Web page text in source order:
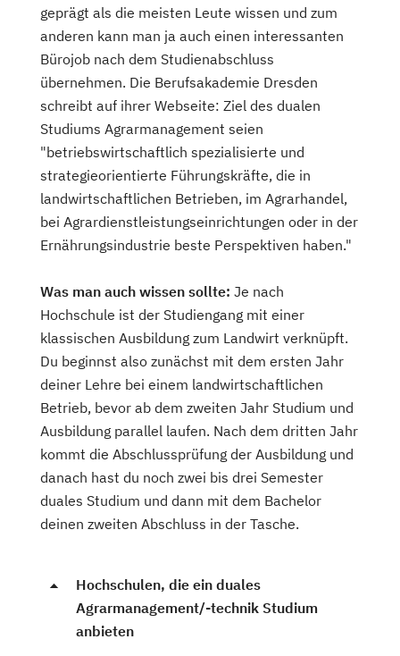
geprägt als die meisten Leute wissen und zum
anderen kann man ja auch einen interessanten
Bürojob nach dem Studienabschluss
übernehmen. Die Berufsakademie Dresden
schreibt auf ihrer Webseite: Ziel des dualen
Studiums Agrarmanagement seien
"betriebswirtschaftlich spezialisierte und
strategieorientierte Führungskräfte, die in
landwirtschaftlichen Betrieben, im Agrarhandel,
bei Agrardienstleistungseinrichtungen oder in der
Ernährungsindustrie beste Perspektiven haben."
Was man auch wissen sollte: Je nach
Hochschule ist der Studiengang mit einer
klassischen Ausbildung zum Landwirt verknüpft.
Du beginnst also zunächst mit dem ersten Jahr
deiner Lehre bei einem landwirtschaftlichen
Betrieb, bevor ab dem zweiten Jahr Studium und
Ausbildung parallel laufen. Nach dem dritten Jahr
kommt die Abschlussprüfung der Ausbildung und
danach hast du noch zwei bis drei Semester
duales Studium und dann mit dem Bachelor
deinen zweiten Abschluss in der Tasche.
Hochschulen, die ein duales
Agrarmanagement/-technik Studium
anbieten